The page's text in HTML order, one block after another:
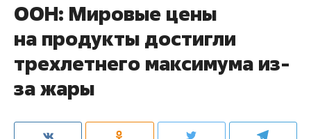
ООН: Мировые цены
на продукты достигли
трехлетнего максимума из-
за жары